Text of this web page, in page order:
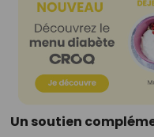
Un soutien